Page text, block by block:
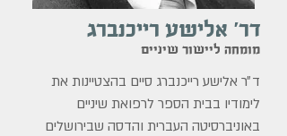
דר' אלישע רייכנברג
מומחה ליישור שיניים
ד״ר אלישע רייכנברג סיים בהצטיינות את
לימודיו בבית הספר לרפואת שיניים
באוניברסיטה העברית והדסה שבירושלים